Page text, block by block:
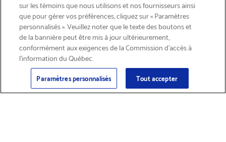
Courriel
Inscription
sur les témoins que nous utilisons et nos fournisseurs ainsi
que pour gérer vos préférences, cliquez sur « Paramètres
personnalisés ». Veuillez noter que le texte des boutons et
de la bannière peut être mis à jour ultérieurement,
conformément aux exigences de la Commission d’accès à
l’information du Québec.
Paramètres personnalisés Tout accepter